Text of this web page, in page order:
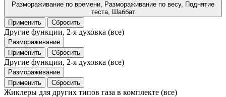
Размораживание по времени, Размораживание по весу, Поднятие
теста, Шаббат
Применить
Сбросить
Другие функции, 2-я духовка (все)
Размораживание
Применить
Сбросить
Другие функции, 2-я духовка (все)
Размораживание
Применить
Сбросить
Жиклеры для других типов газа в комплекте (все)